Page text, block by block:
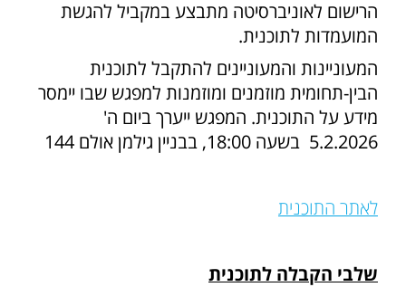
הרישום לאוניברסיטה מתבצע במקביל להגשת
המועמדות לתוכנית.
המעוניינות והמעוניינים להתקבל לתוכנית
הבין-תחומית מוזמנים ומוזמנות למפגש שבו יימסר
מידע על התוכנית. המפגש ייערך ביום ה'
5.2.2026 בשעה 18:00, בבניין גילמן אולם 144
לאתר התוכנית
שלבי הקבלה לתוכנית